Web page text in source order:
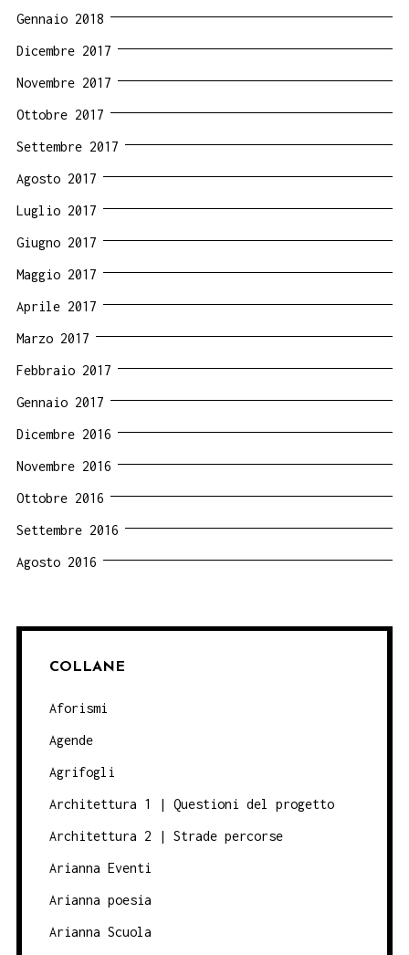
Gennaio 2018
Dicembre 2017
Novembre 2017
Ottobre 2017
Settembre 2017
Agosto 2017
Luglio 2017
Giugno 2017
Maggio 2017
Aprile 2017
Marzo 2017
Febbraio 2017
Gennaio 2017
Dicembre 2016
Novembre 2016
Ottobre 2016
Settembre 2016
Agosto 2016
COLLANE
Aforismi
Agende
Agrifogli
Architettura 1 | Questioni del progetto
Architettura 2 | Strade percorse
Arianna Eventi
Arianna poesia
Arianna Scuola